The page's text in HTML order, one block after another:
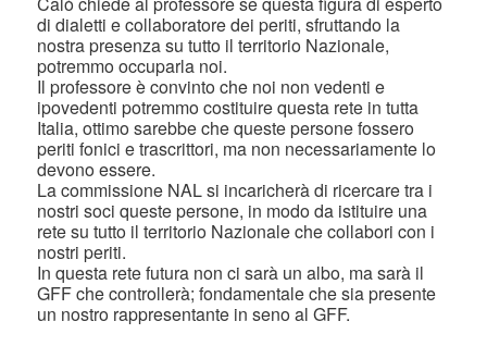
di dialetti e collaboratore dei periti, sfruttando la
nostra presenza su tutto il territorio Nazionale,
potremmo occuparla noi.
Il professore è convinto che noi non vedenti e
ipovedenti potremmo costituire questa rete in tutta
Italia, ottimo sarebbe che queste persone fossero
periti fonici e trascrittori, ma non necessariamente lo
devono essere.
La commissione NAL si incaricherà di ricercare tra i
nostri soci queste persone, in modo da istituire una
rete su tutto il territorio Nazionale che collabori con i
nostri periti.
In questa rete futura non ci sarà un albo, ma sarà il
GFF che controllerà; fondamentale che sia presente
un nostro rappresentante in seno al GFF.